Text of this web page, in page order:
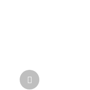
Další
produkt